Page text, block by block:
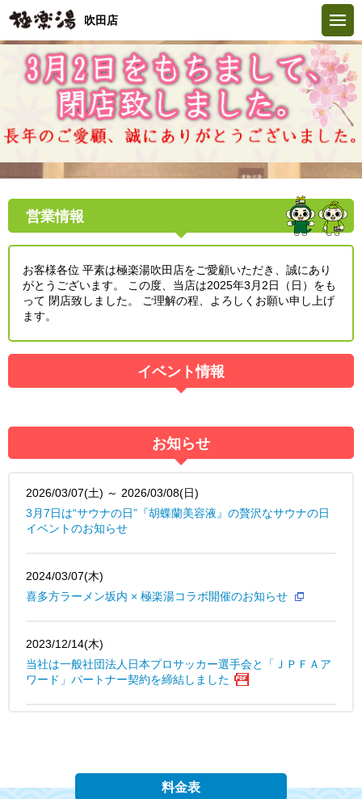
吹田店
営業情報
お客様各位 平素は極楽湯吹田店をご愛顧いただき、誠にあり
がとうございます。 この度、当店は2025年3月2日（日）をも
って 閉店致しました。 ご理解の程、よろしくお願い申し上げ
ます。
イベント情報
お知らせ
2026/03/07(土) ～ 2026/03/08(日)
3月7日は“サウナの日”『胡蝶蘭美容液』の贅沢なサウナの日
イベントのお知らせ
2024/03/07(木)
喜多方ラーメン坂内 × 極楽湯コラボ開催のお知らせ
2023/12/14(木)
当社は一般社団法人日本プロサッカー選手会と「ＪＰＦＡア
ワード」パートナー契約を締結しました
料金表